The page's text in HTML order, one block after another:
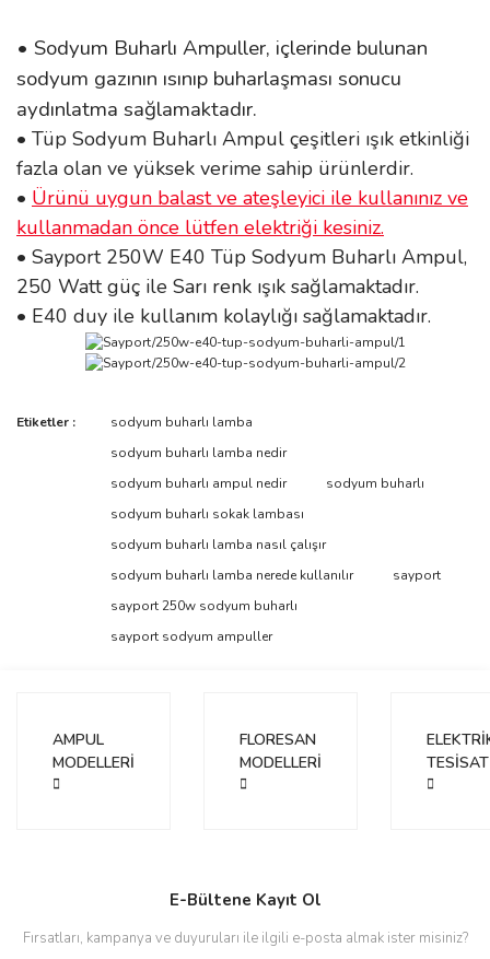
• Sodyum Buharlı Ampuller, içlerinde bulunan
sodyum gazının ısınıp buharlaşması sonucu
aydınlatma sağlamaktadır.
• Tüp Sodyum Buharlı Ampul çeşitleri ışık etkinliği
fazla olan ve yüksek verime sahip ürünlerdir.
• Ürünü uygun balast ve ateşleyici ile kullanınız ve
kullanmadan önce lütfen elektriği kesiniz.
• Sayport 250W E40 Tüp Sodyum Buharlı Ampul,
250 Watt güç ile Sarı renk ışık sağlamaktadır.
• E40 duy ile kullanım kolaylığı sağlamaktadır.
Bu ürüne ilk yorumu siz yapın!
Yorum Yaz
Bu ürünün fiyat bilgisi, resim, ürün açıklamalarında ve diğer
tarafımıza iletebilirsiniz.
Görüş ve önerileriniz için teşekkür ederiz.
Ürün resmi kalitesiz, bozuk veya görüntülenemiyor.
Ürün açıklamasında eksik bilgiler bulunuyor.
Ürün bilgilerinde hatalar bulunuyor.
Ürün fiyatı diğer sitelerden daha pahalı.
Etiketler :
sodyum buharlı lamba
sodyum buharlı lamba nedir
sodyum buharlı ampul nedir
sodyum buharlı
sodyum buharlı sokak lambası
sodyum buharlı lamba nasıl çalışır
sodyum buharlı lamba nerede kullanılır
sayport
sayport 250w sodyum buharlı
sayport sodyum ampuller
AMPUL
MODELLERİ
FLORESAN
MODELLERİ
TESİSAT
E-Bültene Kayıt Ol
Fırsatları, kampanya ve duyuruları ile ilgili e-posta almak ister misiniz?